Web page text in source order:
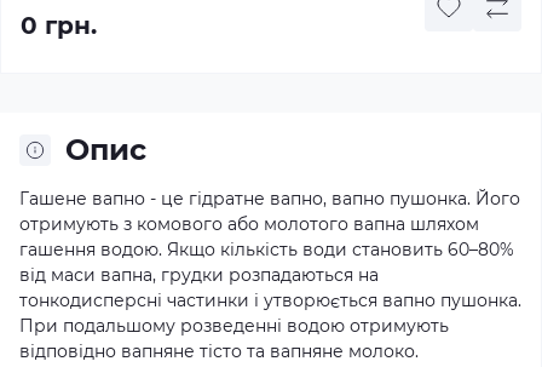
0 грн.
Опис
Гашене вапно - це гідратне вапно, вапно пушонка. Його
отримують з комового або молотого вапна шляхом
гашення водою. Якщо кількість води становить 60–80%
від маси вапна, грудки розпадаються на
тонкодисперсні частинки і утворюється вапно пушонка.
При подальшому розведенні водою отримують
відповідно вапняне тісто та вапняне молоко.